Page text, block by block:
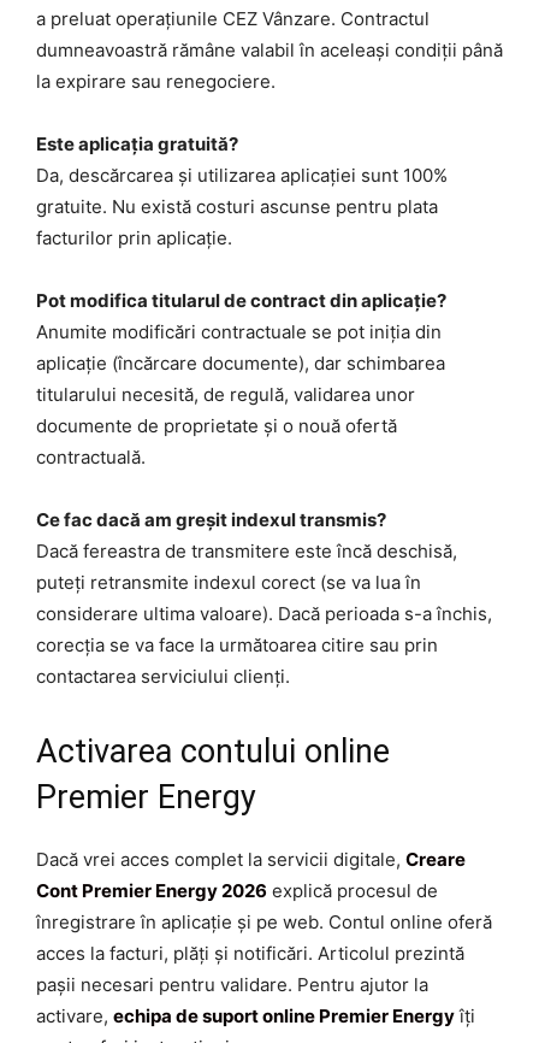
a preluat operațiunile CEZ Vânzare. Contractul
dumneavoastră rămâne valabil în aceleași condiții până
la expirare sau renegociere.
Este aplicația gratuită?
Da, descărcarea și utilizarea aplicației sunt 100%
gratuite. Nu există costuri ascunse pentru plata
facturilor prin aplicație.
Pot modifica titularul de contract din aplicație?
Anumite modificări contractuale se pot iniția din
aplicație (încărcare documente), dar schimbarea
titularului necesită, de regulă, validarea unor
documente de proprietate și o nouă ofertă
contractuală.
Ce fac dacă am greșit indexul transmis?
Dacă fereastra de transmitere este încă deschisă,
puteți retransmite indexul corect (se va lua în
considerare ultima valoare). Dacă perioada s-a închis,
corecția se va face la următoarea citire sau prin
contactarea serviciului clienți.
Activarea contului online
Premier Energy
Dacă vrei acces complet la servicii digitale, Creare
Cont Premier Energy 2026 explică procesul de
înregistrare în aplicație și pe web. Contul online oferă
acces la facturi, plăți și notificări. Articolul prezintă
pașii necesari pentru validare. Pentru ajutor la
activare, echipa de suport online Premier Energyîți